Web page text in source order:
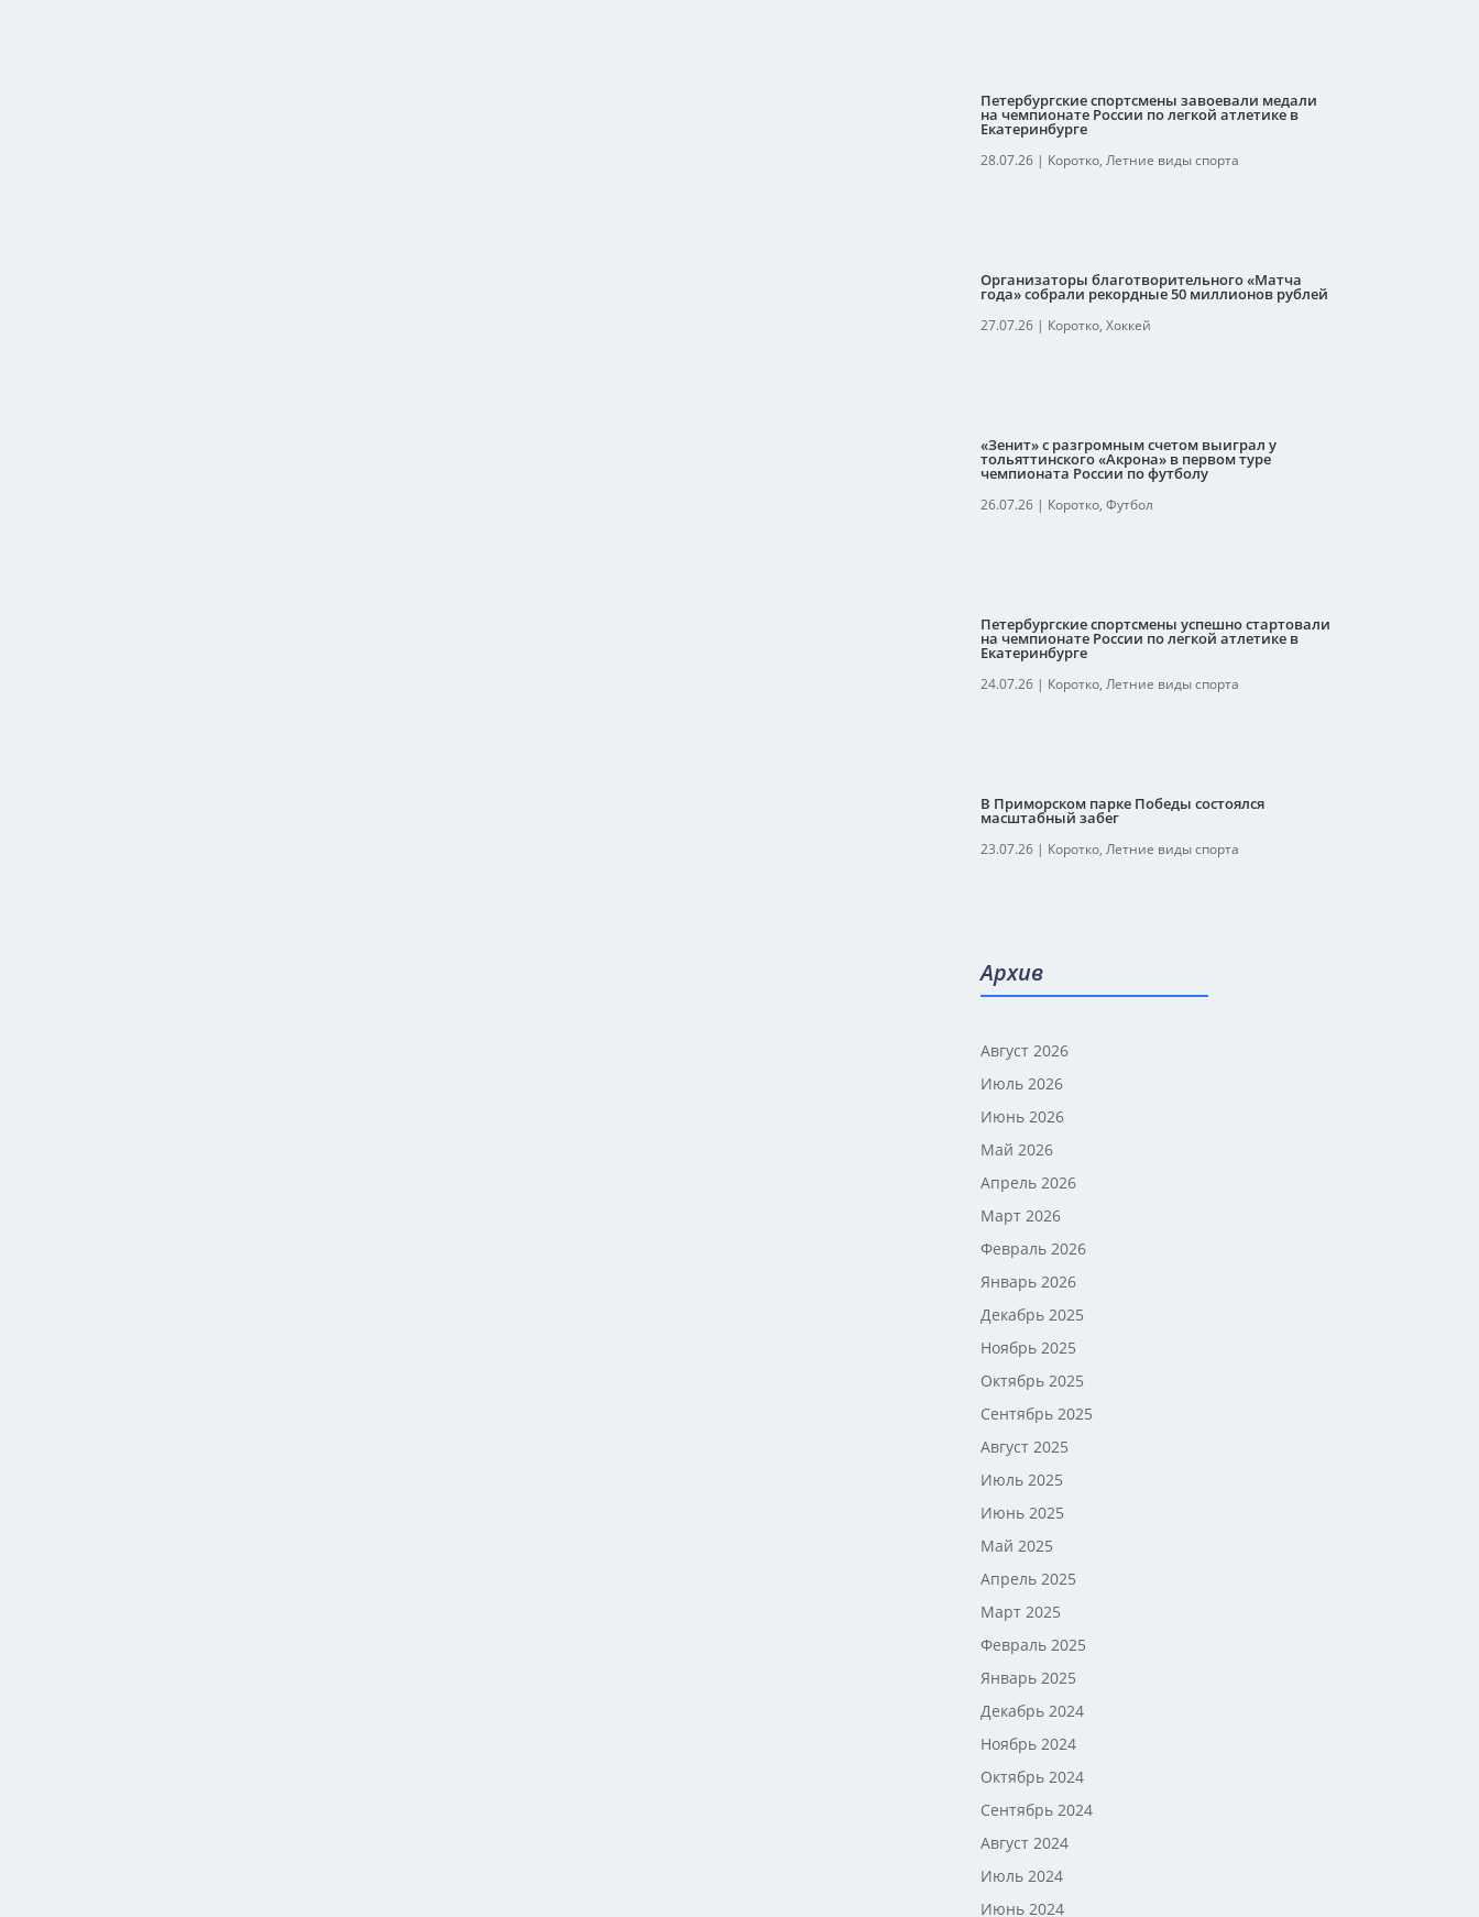
Петербургские спортсмены завоевали медали
на чемпионате России по легкой атлетике в
Екатеринбурге
28.07.26| Коротко, Летние виды спорта
Организаторы благотворительного «Матча
года» собрали рекордные 50 миллионов рублей
27.07.26| Коротко, Хоккей
«Зенит» с разгромным счетом выиграл у
тольяттинского «Акрона» в первом туре
чемпионата России по футболу
26.07.26| Коротко, Футбол
Петербургские спортсмены успешно стартовали
на чемпионате России по легкой атлетике в
Екатеринбурге
24.07.26| Коротко, Летние виды спорта
В Приморском парке Победы состоялся
масштабный забег
23.07.26| Коротко, Летние виды спорта
Архив
Август 2026
Июль 2026
Июнь 2026
Май 2026
Апрель 2026
Март 2026
Февраль 2026
Январь 2026
Декабрь 2025
Ноябрь 2025
Октябрь 2025
Сентябрь 2025
Август 2025
Июль 2025
Июнь 2025
Май 2025
Апрель 2025
Март 2025
Февраль 2025
Январь 2025
Декабрь 2024
Ноябрь 2024
Октябрь 2024
Сентябрь 2024
Август 2024
Июль 2024
Июнь 2024